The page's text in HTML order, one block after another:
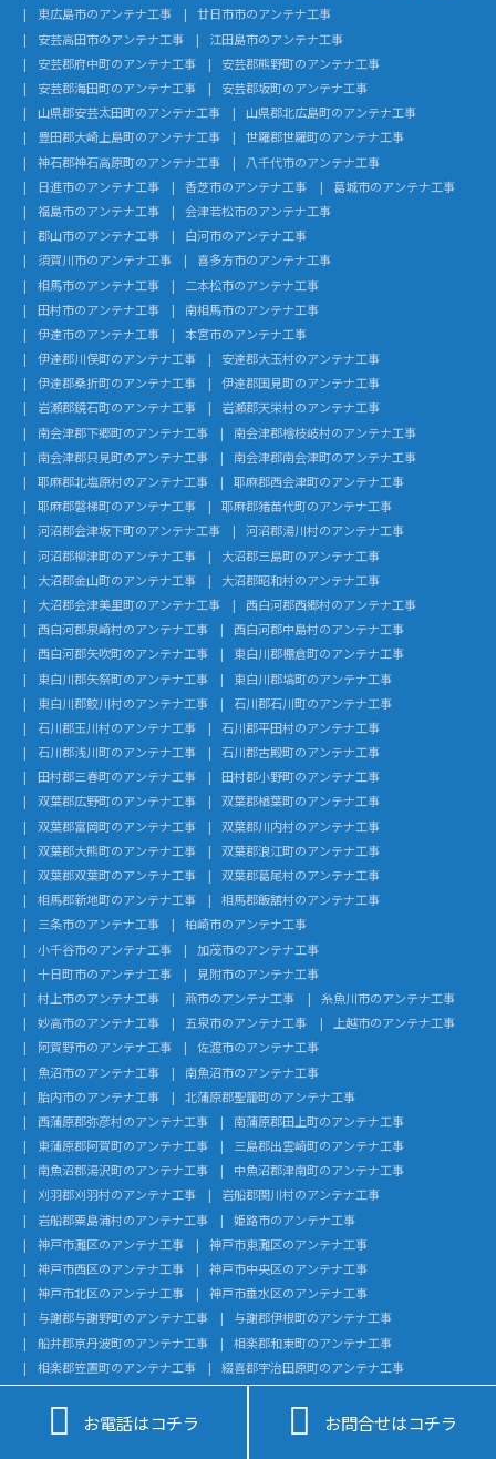
東広島市のアンテナ工事
廿日市市のアンテナ工事
安芸高田市のアンテナ工事
江田島市のアンテナ工事
安芸郡府中町のアンテナ工事
安芸郡熊野町のアンテナ工事
安芸郡海田町のアンテナ工事
安芸郡坂町のアンテナ工事
山県郡安芸太田町のアンテナ工事
山県郡北広島町のアンテナ工事
豊田郡大崎上島町のアンテナ工事
世羅郡世羅町のアンテナ工事
神石郡神石高原町のアンテナ工事
八千代市のアンテナ工事
日進市のアンテナ工事
香芝市のアンテナ工事
葛城市のアンテナ工事
福島市のアンテナ工事
会津若松市のアンテナ工事
郡山市のアンテナ工事
白河市のアンテナ工事
須賀川市のアンテナ工事
喜多方市のアンテナ工事
相馬市のアンテナ工事
二本松市のアンテナ工事
田村市のアンテナ工事
南相馬市のアンテナ工事
伊達市のアンテナ工事
本宮市のアンテナ工事
伊達郡川俣町のアンテナ工事
安達郡大玉村のアンテナ工事
伊達郡桑折町のアンテナ工事
伊達郡国見町のアンテナ工事
岩瀬郡鏡石町のアンテナ工事
岩瀬郡天栄村のアンテナ工事
南会津郡下郷町のアンテナ工事
南会津郡檜枝岐村のアンテナ工事
南会津郡只見町のアンテナ工事
南会津郡南会津町のアンテナ工事
耶麻郡北塩原村のアンテナ工事
耶麻郡西会津町のアンテナ工事
耶麻郡磐梯町のアンテナ工事
耶麻郡猪苗代町のアンテナ工事
河沼郡会津坂下町のアンテナ工事
河沼郡湯川村のアンテナ工事
河沼郡柳津町のアンテナ工事
大沼郡三島町のアンテナ工事
大沼郡金山町のアンテナ工事
大沼郡昭和村のアンテナ工事
大沼郡会津美里町のアンテナ工事
西白河郡西郷村のアンテナ工事
西白河郡泉崎村のアンテナ工事
西白河郡中島村のアンテナ工事
西白河郡矢吹町のアンテナ工事
東白川郡棚倉町のアンテナ工事
東白川郡矢祭町のアンテナ工事
東白川郡塙町のアンテナ工事
東白川郡鮫川村のアンテナ工事
石川郡石川町のアンテナ工事
石川郡玉川村のアンテナ工事
石川郡平田村のアンテナ工事
石川郡浅川町のアンテナ工事
石川郡古殿町のアンテナ工事
田村郡三春町のアンテナ工事
田村郡小野町のアンテナ工事
双葉郡広野町のアンテナ工事
双葉郡楢葉町のアンテナ工事
双葉郡富岡町のアンテナ工事
双葉郡川内村のアンテナ工事
双葉郡大熊町のアンテナ工事
双葉郡浪江町のアンテナ工事
双葉郡双葉町のアンテナ工事
双葉郡葛尾村のアンテナ工事
相馬郡新地町のアンテナ工事
相馬郡飯舘村のアンテナ工事
三条市のアンテナ工事
柏崎市のアンテナ工事
小千谷市のアンテナ工事
加茂市のアンテナ工事
十日町市のアンテナ工事
見附市のアンテナ工事
村上市のアンテナ工事
燕市のアンテナ工事
糸魚川市のアンテナ工事
妙高市のアンテナ工事
五泉市のアンテナ工事
上越市のアンテナ工事
阿賀野市のアンテナ工事
佐渡市のアンテナ工事
魚沼市のアンテナ工事
南魚沼市のアンテナ工事
胎内市のアンテナ工事
北蒲原郡聖籠町のアンテナ工事
西蒲原郡弥彦村のアンテナ工事
南蒲原郡田上町のアンテナ工事
東蒲原郡阿賀町のアンテナ工事
三島郡出雲崎町のアンテナ工事
南魚沼郡湯沢町のアンテナ工事
中魚沼郡津南町のアンテナ工事
刈羽郡刈羽村のアンテナ工事
岩船郡関川村のアンテナ工事
岩船郡粟島浦村のアンテナ工事
姫路市のアンテナ工事
神戸市灘区のアンテナ工事
神戸市東灘区のアンテナ工事
神戸市西区のアンテナ工事
神戸市中央区のアンテナ工事
神戸市北区のアンテナ工事
神戸市垂水区のアンテナ工事
与謝郡与謝野町のアンテナ工事
与謝郡伊根町のアンテナ工事
船井郡京丹波町のアンテナ工事
相楽郡和束町のアンテナ工事
相楽郡笠置町のアンテナ工事
綴喜郡宇治田原町のアンテナ工事
南丹市のアンテナ工事
京丹後市のアンテナ工事
向日市のアンテナ工事
宮津市のアンテナ工事
綾部市のアンテナ工事
舞鶴市のアンテナ工事
福知山市のアンテナ工事
 お電話はコチラ  お問合せはコチラ